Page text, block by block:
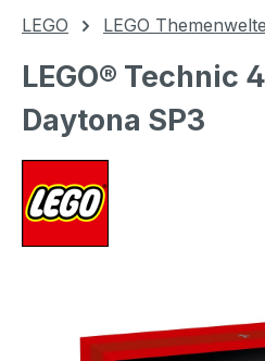
LEGO LEGO
LEGO® Technic
Daytona SP3